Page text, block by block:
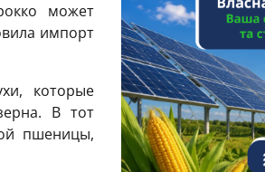
может
импорт
которые
В тот
пшеницы,